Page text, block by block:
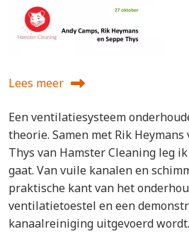
Lees meer
over Onderhoud en inspecties
Een ventilatiesysteem
theorie. Samen met Rik Heymans
Thys van Hamster Cleaning leg
gaat. Van vuile kanalen en
praktische kant van het
ventilatietoestel en een
kanaalreiniging uitgevoerd wordt.